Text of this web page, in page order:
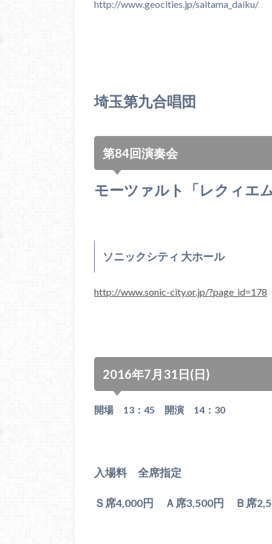
http://www.geocities.jp/saitama_daiku/
埼玉第九合唱団
第84回演奏会
モーツァルト「レクィエ
ソニックシティ 大ホール
http://www.sonic-city.or.jp/?page_id=178
2016年7月31日(日)
開場 13：45 開演 14：30
入場料 全席指定
Ｓ席4,000円 Ａ席3,500円 Ｂ席